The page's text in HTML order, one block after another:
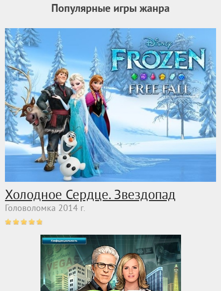
Популярные игры жанра
Холодное Сердце. Звездопад
Головоломка 2014 г.